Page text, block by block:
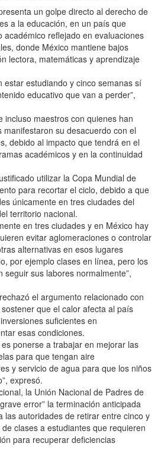
un golpe directo al derecho de
a la educación, en un país que
reflejado en evaluaciones
donde México mantiene bajos
lectora, matemáticas y aprendizaje
estar estudiando y cinco semanas sí
educativo que van a perder”,
incluso maestros con quienes han
su desacuerdo con el
debido al impacto que tendrá en el
académicos y en la continuidad
utilizar la Copa Mundial de
para recortar el ciclo, debido a que
únicamente en tres ciudades del
territorio nacional.
en tres ciudades y en México hay
evitar aglomeraciones o controlar
alternativas en esos lugares
por ejemplo clases en línea, pero los
seguir sus labores normalmente”,
el argumento relacionado con
que el calor afecta al país
suficientes en
esas condiciones.
ponerse a trabajar en mejorar las
para que tengan aire
y servicio de agua para que los niños
expresó.
la Unión Nacional de Padres de
error” la terminación anticipada
las autoridades de retirar entre cinco y
clases a estudiantes que requieren
para recuperar deficiencias